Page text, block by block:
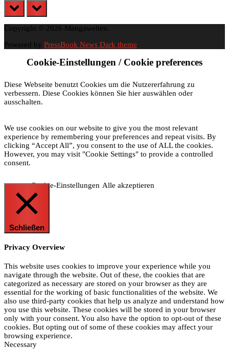
prev next
Copyright © 2026 Mangawelten.
Powered by PressBook News Dark theme
Cookie-Einstellungen / Cookie preferences
Diese Webseite benutzt Cookies um die Nutzererfahrung zu
verbessern. Diese Cookies können Sie hier auswählen oder
ausschalten.
We use cookies on our website to give you the most relevant
experience by remembering your preferences and repeat visits. By
clicking “Accept All”, you consent to the use of ALL the cookies.
However, you may visit "Cookie Settings" to provide a controlled
consent.
Cookie-Einstellungen Alle akzeptieren
Schließen
Privacy Overview
This website uses cookies to improve your experience while you
navigate through the website. Out of these, the cookies that are
categorized as necessary are stored on your browser as they are
essential for the working of basic functionalities of the website. We
also use third-party cookies that help us analyze and understand how
you use this website. These cookies will be stored in your browser
only with your consent. You also have the option to opt-out of these
cookies. But opting out of some of these cookies may affect your
browsing experience.
Necessary